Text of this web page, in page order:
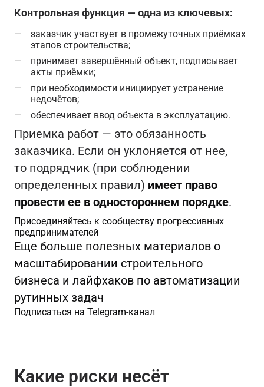
Контрольная функция — одна из ключевых:
заказчик участвует в промежуточных приёмках
этапов строительства;
принимает завершённый объект, подписывает
акты приёмки;
при необходимости инициирует устранение
недочётов;
обеспечивает ввод объекта в эксплуатацию.
Приемка работ — это обязанность
заказчика. Если он уклоняется от нее,
то подрядчик (при соблюдении
определенных правил) имеет право
провести ее в одностороннем порядке.
Присоединяйтесь к сообществу прогрессивных
предпринимателей
Еще больше полезных материалов о
масштабировании строительного
бизнеса и лайфхаков по автоматизации
рутинных задач
Подписаться на Telegram-канал
Какие риски несёт